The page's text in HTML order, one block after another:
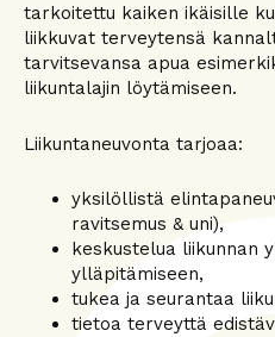
tarkoitettu kaiken ikäisille
liikkuvat terveytensä
tarvitsevansa apua
liikuntalajin löytämiseen.
Liikuntaneuvonta tarjoaa:
yksilöllistä
ravitsemus & uni),
keskustelua liikunnan
ylläpitämiseen,
tukea ja seurantaa
tietoa terveyttä